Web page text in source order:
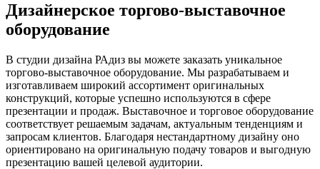
Дизайнерское торгово-выставочное
оборудование
В студии дизайна РАдиз вы можете заказать уникальное
торгово-выставочное оборудование. Мы разрабатываем и
изготавливаем широкий ассортимент оригинальных
конструкций, которые успешно используются в сфере
презентации и продаж. Выставочное и торговое оборудование
соответствует решаемым задачам, актуальным тенденциям и
запросам клиентов. Благодаря нестандартному дизайну оно
ориентировано на оригинальную подачу товаров и выгодную
презентацию вашей целевой аудитории.